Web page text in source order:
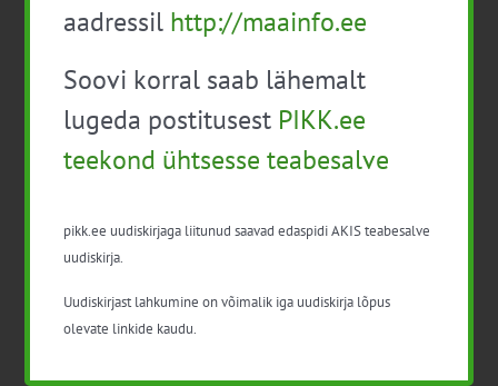
Detailid
Algus:
Lõpp:
19. apr. 2018
aadressil http://maainfo.ee
Soovi korral saab lähemalt
lugeda postitusest PIKK.ee
teekond ühtsesse teabesalve
pikk.ee uudiskirjaga liitunud saavad edaspidi AKIS teabesalve
uudiskirja.
Uudiskirjast lahkumine on võimalik iga uudiskirja lõpus
olevate linkide kaudu.